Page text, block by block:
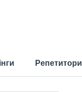
Репетитори